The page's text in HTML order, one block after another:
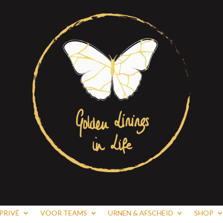
VOOR TEAMS URNEN & AFSCHEID SHOP